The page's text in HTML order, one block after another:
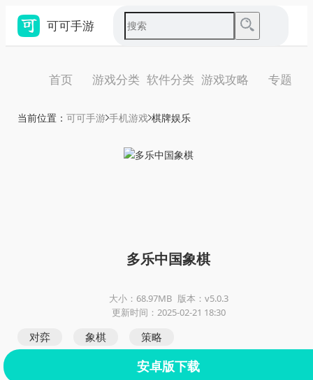
可可手游
首页 游戏分类 软件分类 游戏攻略 专题
当前位置： 可可手游 手机游戏 棋牌娱乐
多乐中国象棋
大小：68.97MB 版本：v5.0.3
更新时间：2025-02-21 18:30
对弈 象棋 策略
安卓版下载